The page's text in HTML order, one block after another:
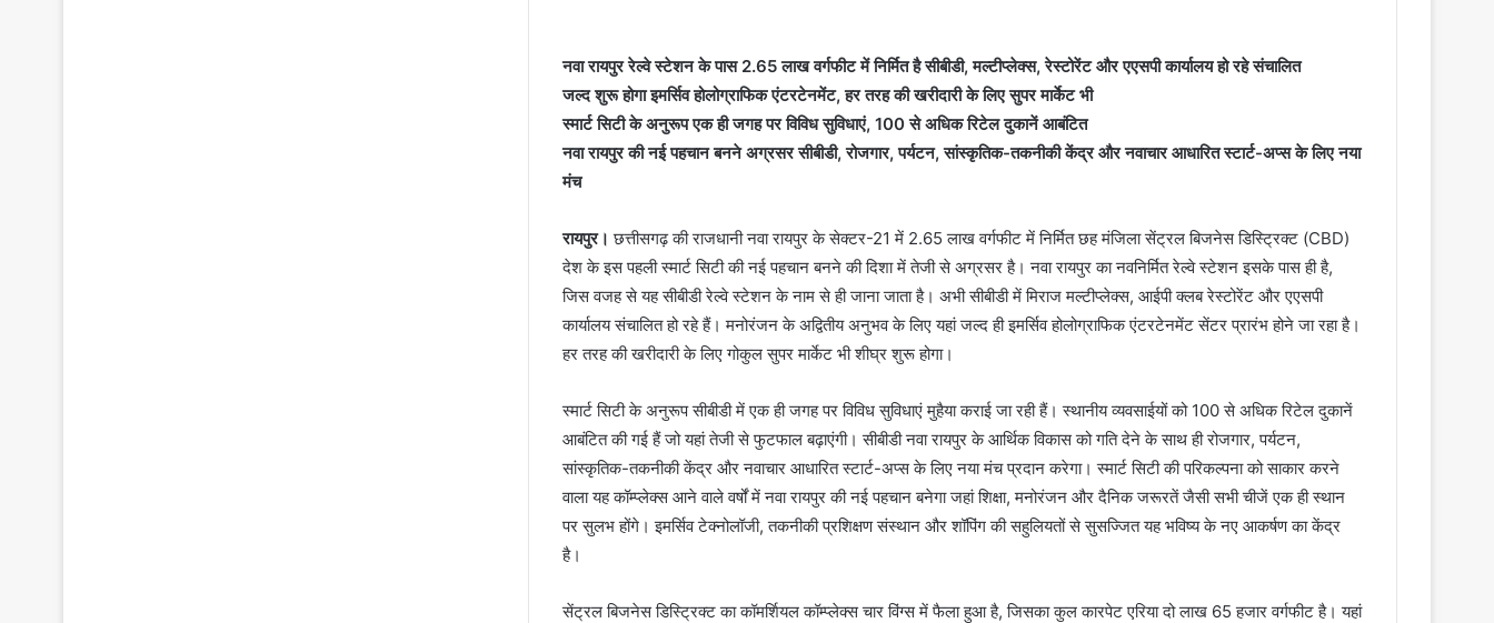
नवा रायपुर रेल्वे स्टेशन के पास 2.65 लाख वर्गफीट में निर्मित है सीबीडी, मल्टीप्लेक्स, रेस्टोरेंट और एएसपी कार्यालय हो रहे संचालित
जल्द शुरू होगा इमर्सिव होलोग्राफिक एंटरटेनमेंट, हर तरह की खरीदारी के लिए सुपर मार्केट भी
स्मार्ट सिटी के अनुरूप एक ही जगह पर विविध सुविधाएं, 100 से अधिक रिटेल दुकानें आबंटित
नवा रायपुर की नई पहचान बनने अग्रसर सीबीडी, रोजगार, पर्यटन, सांस्कृतिक-तकनीकी केंद्र और नवाचार आधारित स्टार्ट-अप्स के लिए नया
मंच
रायपुर। छत्तीसगढ़ की राजधानी नवा रायपुर के सेक्टर-21 में 2.65 लाख वर्गफीट में निर्मित छह मंजिला सेंट्रल बिजनेस डिस्ट्रिक्ट (CBD)
देश के इस पहली स्मार्ट सिटी की नई पहचान बनने की दिशा में तेजी से अग्रसर है। नवा रायपुर का नवनिर्मित रेल्वे स्टेशन इसके पास ही है,
जिस वजह से यह सीबीडी रेल्वे स्टेशन के नाम से ही जाना जाता है। अभी सीबीडी में मिराज मल्टीप्लेक्स, आईपी क्लब रेस्टोरेंट और एएसपी
कार्यालय संचालित हो रहे हैं। मनोरंजन के अद्वितीय अनुभव के लिए यहां जल्द ही इमर्सिव होलोग्राफिक एंटरटेनमेंट सेंटर प्रारंभ होने जा रहा है।
हर तरह की खरीदारी के लिए गोकुल सुपर मार्केट भी शीघ्र शुरू होगा।
स्मार्ट सिटी के अनुरूप सीबीडी में एक ही जगह पर विविध सुविधाएं मुहैया कराई जा रही हैं। स्थानीय व्यवसाईयों को 100 से अधिक रिटेल दुकानें
आबंटित की गई हैं जो यहां तेजी से फुटफाल बढ़ाएंगी। सीबीडी नवा रायपुर के आर्थिक विकास को गति देने के साथ ही रोजगार, पर्यटन,
सांस्कृतिक-तकनीकी केंद्र और नवाचार आधारित स्टार्ट-अप्स के लिए नया मंच प्रदान करेगा। स्मार्ट सिटी की परिकल्पना को साकार करने
वाला यह कॉम्प्लेक्स आने वाले वर्षों में नवा रायपुर की नई पहचान बनेगा जहां शिक्षा, मनोरंजन और दैनिक जरूरतें जैसी सभी चीजें एक ही स्थान
पर सुलभ होंगे। इमर्सिव टेक्नोलॉजी, तकनीकी प्रशिक्षण संस्थान और शॉपिंग की सहुलियतों से सुसज्जित यह भविष्य के नए आकर्षण का केंद्र
है।
सेंट्रल बिजनेस डिस्ट्रिक्ट का कॉमर्शियल कॉम्प्लेक्स चार विंग्स में फैला हुआ है, जिसका कुल कारपेट एरिया दो लाख 65 हजार वर्गफीट है। यहां